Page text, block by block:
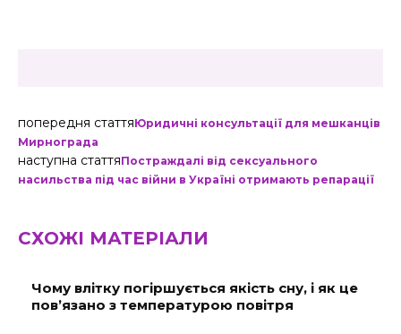
попередня статтяЮридичні консультації для мешканців
Мирнограда
наступна статтяПостраждалі від сексуального
насильства під час війни в Україні отримають репарації
СХОЖІ МАТЕРІАЛИ
Чому влітку погіршується якість сну, і як це
пов’язано з температурою повітря